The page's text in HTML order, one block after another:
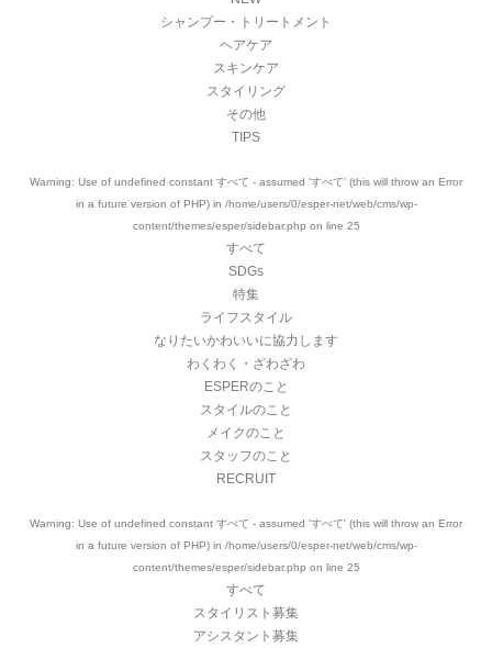
シャンプー・トリートメント
ヘアケア
スキンケア
スタイリング
その他
TIPS
Warning: Use of undefined constant すべて - assumed 'すべて' (this will throw an Error
in a future version of PHP) in /home/users/0/esper-net/web/cms/wp-
content/themes/esper/sidebar.php on line 25
すべて
SDGs
特集
ライフスタイル
なりたいかわいいに協力します
わくわく・ざわざわ
ESPERのこと
スタイルのこと
メイクのこと
スタッフのこと
RECRUIT
Warning: Use of undefined constant すべて - assumed 'すべて' (this will throw an Error
in a future version of PHP) in /home/users/0/esper-net/web/cms/wp-
content/themes/esper/sidebar.php on line 25
すべて
スタイリスト募集
アシスタント募集